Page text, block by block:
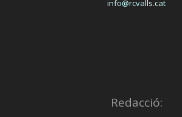
info@rcvalls.cat
Redacció: